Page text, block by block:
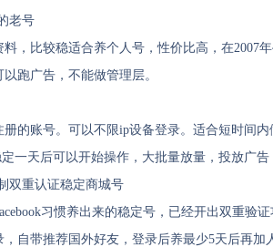
老号
，比较稳适合养个人号，性价比高，在2007
跑广告，不能做管理层。
册的账号。可以不限ip设备登录。适合短时间
一天后可以开始操作，大批量放量，投放广
双重认证稳定商城号
习惯养出来的稳定号，已经开出双重验
，自带推荐国外好友，登录后养最少5天后再